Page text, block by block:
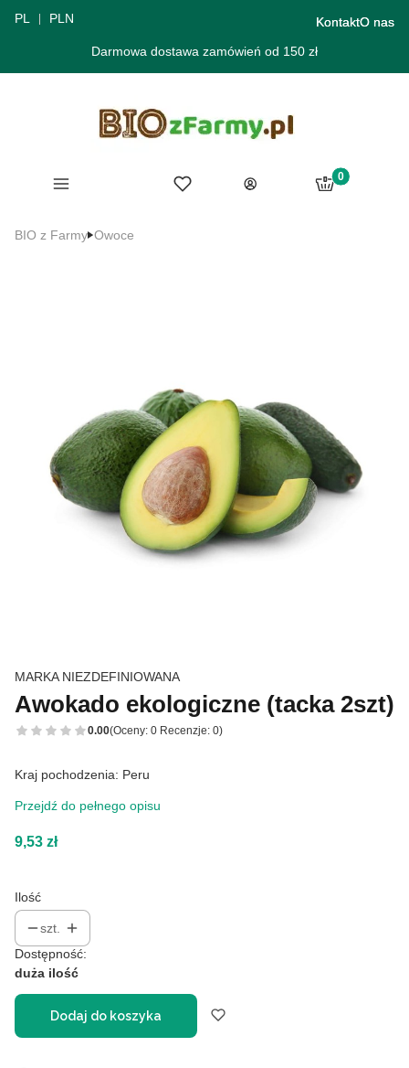
PL PLN KontaktO nas
Darmowa dostawa zamówień od 150 zł
Menu Ulubione
Zaloguj się
Produkty w
Koszyk
BIO z Farmy Owoce
MARKA NIEZDEFINIOWANA
Awokado ekologiczne (tacka 2szt)
0.00(Oceny: 0 Recenzje: 0)
Kraj pochodzenia: Peru
Przejdź do pełnego opisu
Cena
9,53 zł
Ilość
szt.
Dostępność:
duża ilość
Dodaj do koszyka